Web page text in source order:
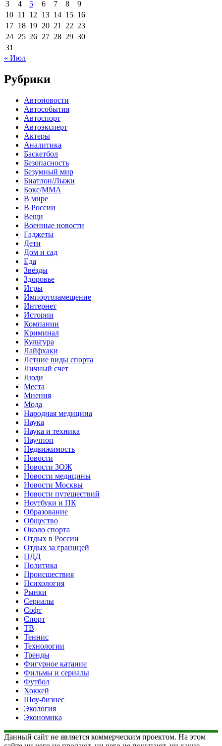
3
4 5 6 7 8
9
10 11 12 13 14 15 16
17 18 19 20 21 22 23
24 25 26 27 28 29 30
31
« Июл
Рубрики
Автоновости
Автособытия
Автоспорт
Автоэксперт
Актеры
Аналитика
Баскетбол
Безопасность
Безумный мир
Биатлон/Лыжи
Бокс/MMA
В мире
В России
Вещи
Военные новости
Гаджеты
Дети
Дом и сад
Еда
Звёзды
Здоровье
Игры
Импортозамещение
Интернет
Истории
Компании
Криминал
Культура
Лайфхаки
Летние виды спорта
Личный счет
Люди
Места
Мнения
Мода
Народная медицина
Наука
Наука и техника
Научпоп
Недвижимость
Новости
Новости ЗОЖ
Новости медицины
Новости Москвы
Новости путешествий
Ноутбуки и ПК
Образование
Общество
Около спорта
Отдых в России
Отдых за границей
ПДД
Политика
Происшествия
Психология
Рынки
Сериалы
Софт
Спорт
ТВ
Теннис
Технологии
Тренды
Фигурное катание
Фильмы и сериалы
Футбол
Хоккей
Шоу-бизнес
Экология
Экономика
Данный сайт не является коммерческим проектом. На этом